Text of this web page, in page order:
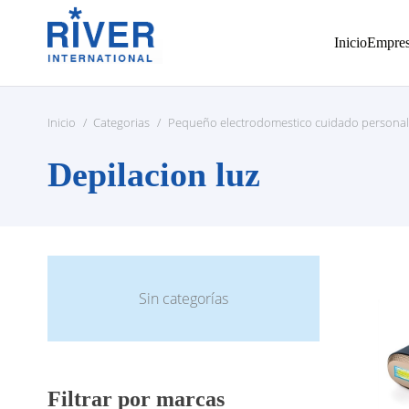
Inicio
Inicio / Categorias / Pequeño electrodomestico cuidado personal
Depilacion luz
Sin categorías
Filtrar por marcas